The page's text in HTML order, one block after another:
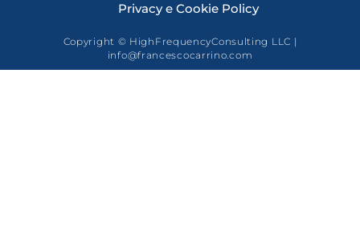
Copyright © HighFrequencyConsulting LLC |
info@francescocarrino.com
Privacy e Cookie Policy